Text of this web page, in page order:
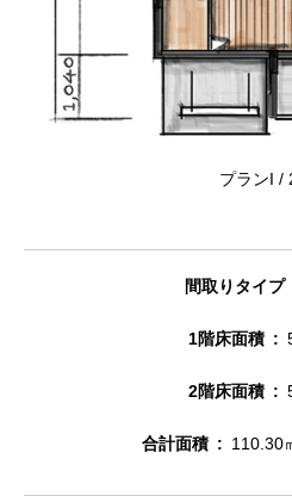
プランI /
間取りタイプ
1階床面積
2階床面積
合計面積 110.30